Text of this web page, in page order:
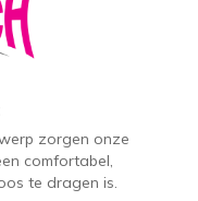
zorgen onze
comfortabel,
te dragen is.